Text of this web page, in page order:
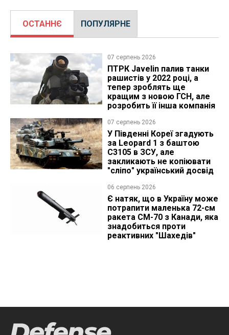
ОСТАННЄ ПОПУЛЯРНЕ
07 серпень 2026
ПТРК Javelin палив танки
рашистів у 2022 році, а
тепер зроблять ще
кращим з новою ГСН, але
розробить її інша компанія
07 серпень 2026
У Південні Кореї згадують
за Leopard 1 з баштою
C3105 в ЗСУ, але
закликають не копіювати
"сліпо" український досвід
06 серпень 2026
Є натяк, що в Україну може
потрапити маленька 72-см
ракета CM-70 з Канади, яка
знадобиться проти
реактивних "Шахедів"